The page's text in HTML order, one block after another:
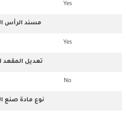
Yes
مسند الرأس
Yes
تعديل المقعد
No
نوع مادة صنع